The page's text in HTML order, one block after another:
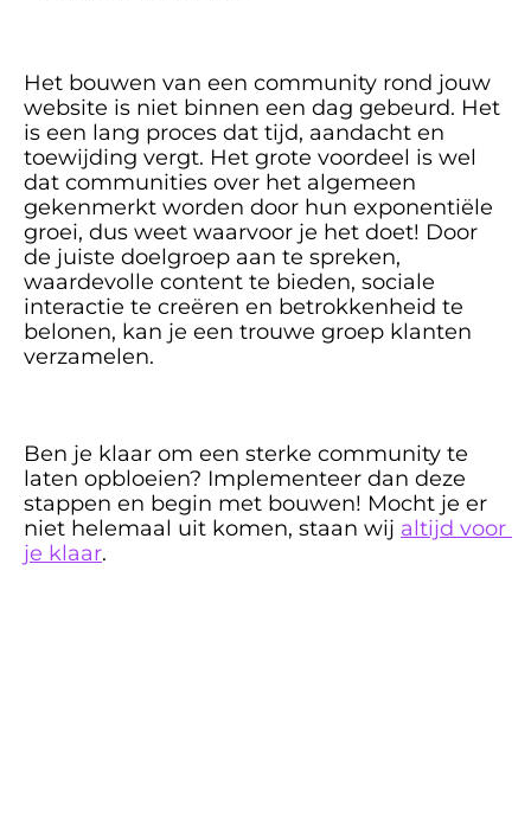
Het bouwen van een community rond jouw
website is niet binnen een dag gebeurd. Het
is een lang proces dat tijd, aandacht en
toewijding vergt. Het grote voordeel is wel
dat communities over het algemeen
gekenmerkt worden door hun exponentiële
groei, dus weet waarvoor je het doet! Door
de juiste doelgroep aan te spreken,
waardevolle content te bieden, sociale
interactie te creëren en betrokkenheid te
belonen, kan je een trouwe groep klanten
verzamelen.
Ben je klaar om een sterke community te
laten opbloeien? Implementeer dan deze
stappen en begin met bouwen! Mocht je er
niet helemaal uit komen, staan wij altijd voor
je klaar.